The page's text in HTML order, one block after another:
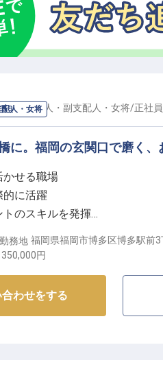
人・女将
の 支配人・副支配人・女将/正社員
に。福岡の玄関口で磨く
かせる職場
に活躍
のスキルを発揮
織を活性化！
する「EN HOTEL Hakata」は
勤務地 福岡県福岡市博多区博多駅前
350,000円
わせをする